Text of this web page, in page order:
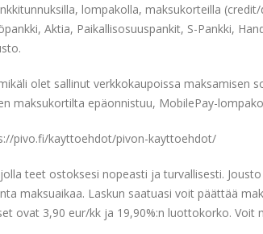
lompakolla, maksukorteilla
Aktia, Paikallisosuuspankit, S-Pankki,
olet sallinut verkkokaupoissa
maksukortilta epäonnistuu, MobilePay-
pivo.fi/kayttoehdot/pivon-kayttoehdot/
teet ostoksesi nopeasti ja turvallisesti.
maksuaikaa. Laskun saatuasi voit päättää
ovat 3,90 eur/kk ja 19,90%:n luottokorko.